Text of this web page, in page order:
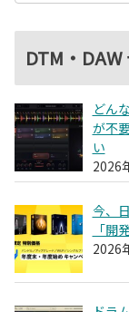
DTM・
どん
が不
い
2026
今、
「開
2026